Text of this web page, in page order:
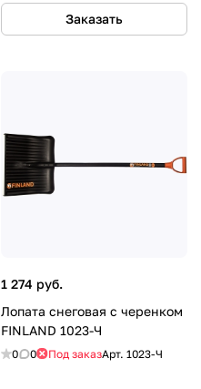
Заказать
1 274 руб.
Лопата снеговая с черенком
FINLAND 1023-Ч
0 0 Под заказАрт. 1023-Ч